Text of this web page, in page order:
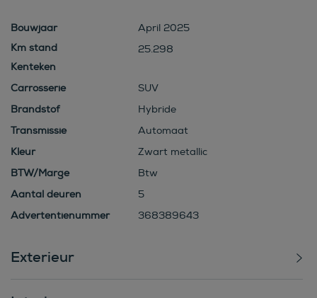
Bouwjaar
April 2025
25.298
Kenteken
Carrosserie
SUV
Brandstof
Hybride
Transmissie
Automaat
Kleur
Zwart metallic
BTW/Marge
Btw
Aantal deuren
5
Advertentienummer
368389643
Exterieur